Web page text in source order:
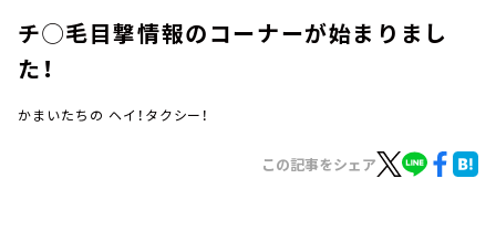
チ◯毛目撃情報のコーナーが始まりまし
た！
かまいたちの ヘイ！タクシー！
この記事をシェア